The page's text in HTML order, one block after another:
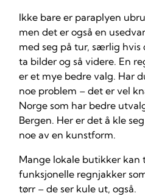
Ikke bare er paraplyen
men det er også en
med seg på tur, særlig hvis
ta bilder og så videre. En
er et mye bedre valg. Har
noe problem – det er vel
Norge som har bedre
Bergen. Her er det å kle
noe av en kunstform.
Mange lokale butikker
funksjonelle regnjakker
tørr – de ser kule ut, også.